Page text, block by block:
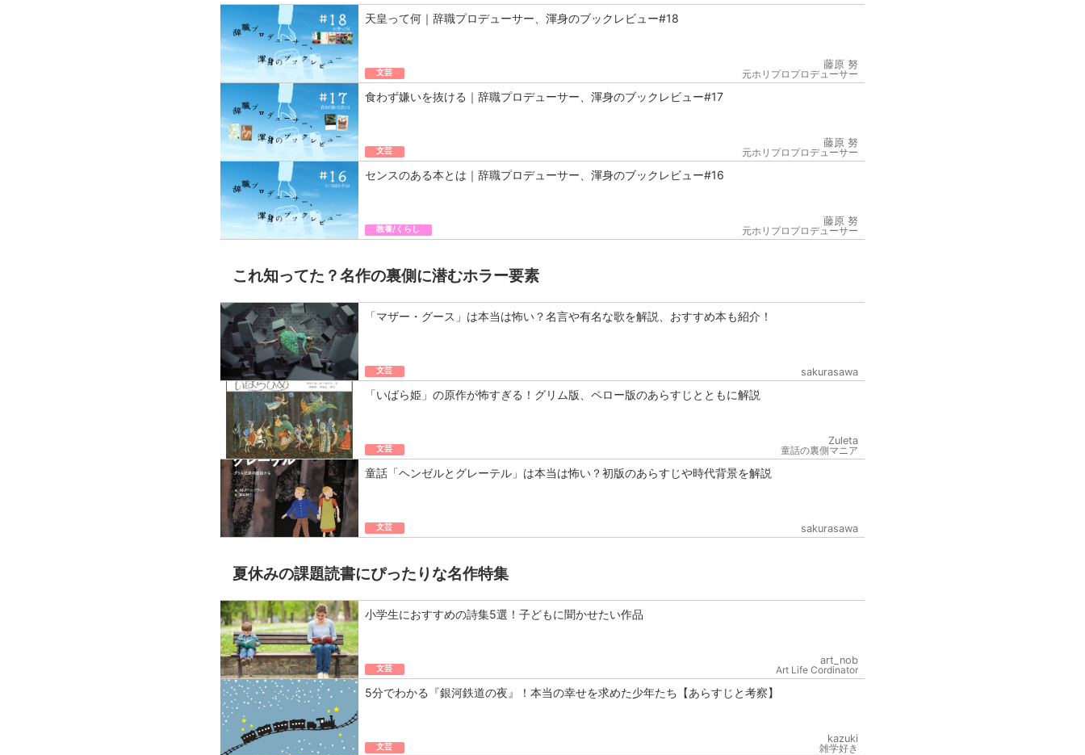
天皇って何｜辞職プロデューサー、渾身のブックレビュー#18
文芸
藤原 努
元ホリプロプロデューサー
食わず嫌いを抜ける｜辞職プロデューサー、渾身のブックレビュー#17
文芸
藤原 努
元ホリプロプロデューサー
センスのある本とは｜辞職プロデューサー、渾身のブックレビュー#16
教養/くらし
藤原 努
元ホリプロプロデューサー
これ知ってた？名作の裏側に潜むホラー要素
「マザー・グース」は本当は怖い？名言や有名な歌を解説、おすすめ本も紹介！
文芸 sakurasawa
「いばら姫」の原作が怖すぎる！グリム版、ペロー版のあらすじとともに解説
文芸
Zuleta
童話の裏側マニア
童話「ヘンゼルとグレーテル」は本当は怖い？初版のあらすじや時代背景を解説
文芸 sakurasawa
夏休みの課題読書にぴったりな名作特集
小学生におすすめの詩集5選！子どもに聞かせたい作品
文芸
art_nob
Art Life Cordinator
5分でわかる『銀河鉄道の夜』！本当の幸せを求めた少年たち【あらすじと考察】
文芸
kazuki
雑学好き